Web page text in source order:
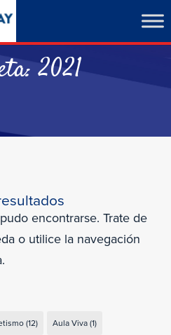
2021
encontrarse. Trate de
o utilice la navegación
(12) Aula Viva(1)